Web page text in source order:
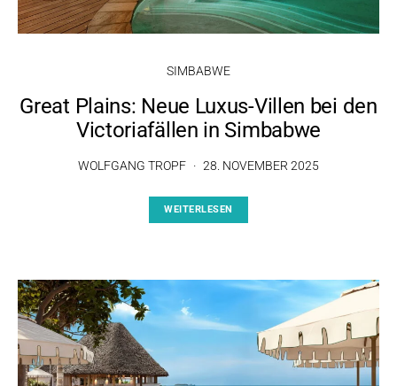
SIMBABWE
Great Plains: Neue Luxus-Villen bei den
Victoriafällen in Simbabwe
WOLFGANG TROPF 28. NOVEMBER 2025
WEITERLESEN